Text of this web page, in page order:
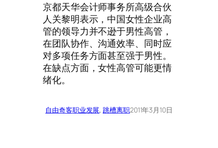
京都天华会计师事务所高级合伙
人关黎明表示，中国女性企业高
管的领导力并不逊于男性高管，
在团队协作、沟通效率、同时应
对多项任务方面甚至强于男性。
在缺点方面，女性高管可能更情
绪化。
自由奇客职业发展, 跳槽离职2011年3月10日